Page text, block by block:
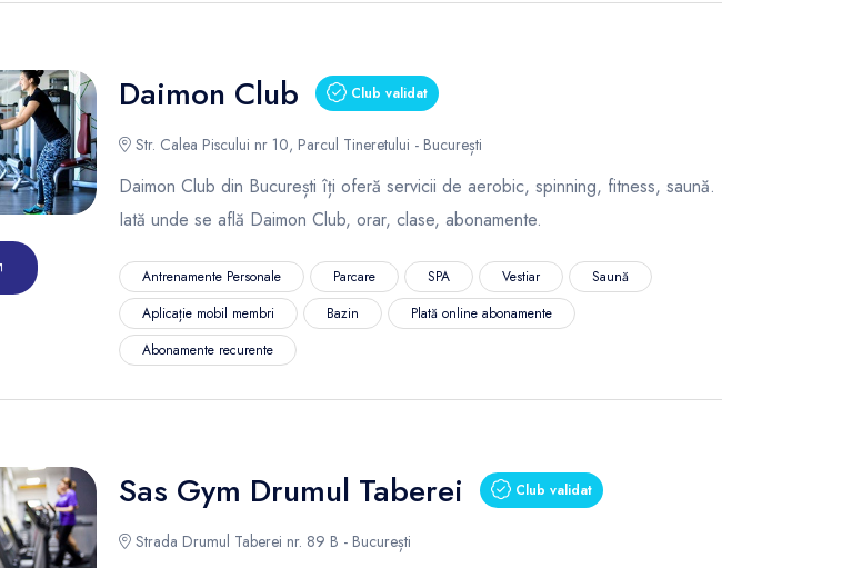
Daimon Club Club validat
Str. Calea Piscului nr 10, Parcul Tineretului - București
Daimon Club din București îți oferă servicii de aerobic, spinning, fitness, saună.
Iată unde se află Daimon Club, orar, clase, abonamente.
Antrenamente Personale Parcare SPA Vestiar
Saună
Aplicație mobil membri
Bazin
Plată online abonamente
Abonamente recurente
Sas Gym Drumul Taberei Club validat
Strada Drumul Taberei nr. 89 B - București